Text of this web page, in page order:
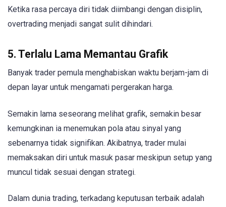
Ketika rasa percaya diri tidak diimbangi dengan disiplin,
overtrading menjadi sangat sulit dihindari.
5. Terlalu Lama Memantau Grafik
Banyak trader pemula menghabiskan waktu berjam-jam di
depan layar untuk mengamati pergerakan harga.
Semakin lama seseorang melihat grafik, semakin besar
kemungkinan ia menemukan pola atau sinyal yang
sebenarnya tidak signifikan. Akibatnya, trader mulai
memaksakan diri untuk masuk pasar meskipun setup yang
muncul tidak sesuai dengan strategi.
Dalam dunia trading, terkadang keputusan terbaik adalah